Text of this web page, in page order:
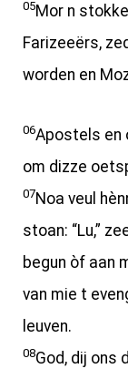
05Mor n
Farizeeërs,
worden en
06Apostels en
om dizze
07Noa veul
stoan: “Lu,”
begun òf aan
van mie t
leuven.
08God, dij ons